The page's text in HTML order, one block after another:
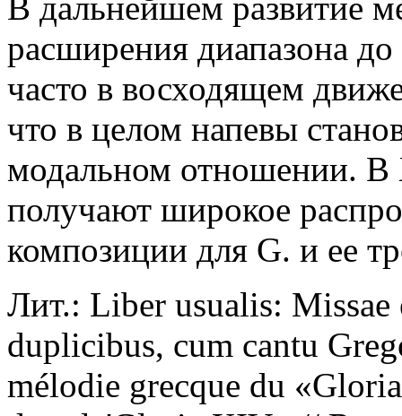
В дальнейшем развитие
расширения диапазона
часто в восходящем
что в целом напевы
модальном отношении. В
получают широкое
композиции для G. и ее
Лит.: Liber usualis:
duplicibus, cum cantu
mélodie grecque du